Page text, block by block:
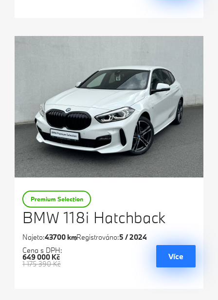
BMW 118i Hatchback
Premium Selection
Najeto:43700 kmRegistrováno:5 / 2024
Cena s DPH:
1 175 390 Kč
649 000 Kč Více